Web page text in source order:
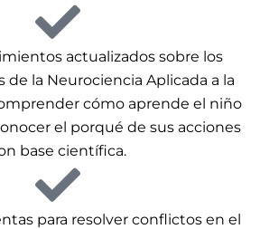
actualizados sobre los
la Neurociencia Aplicada a la
cómo aprende el niño
el porqué de sus acciones
base científica.
para resolver conflictos en el